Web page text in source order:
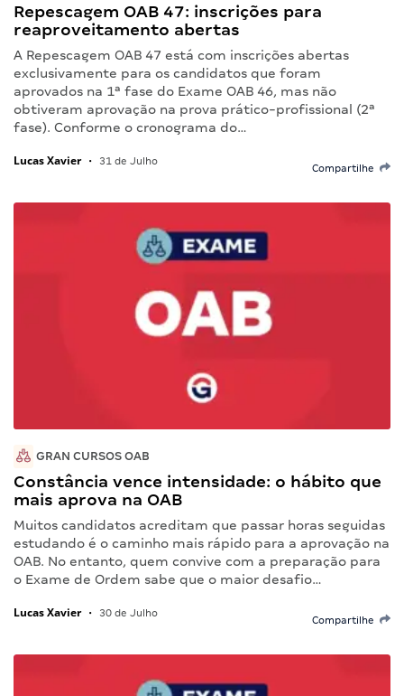
Repescagem OAB 47: inscrições para
reaproveitamento abertas
A Repescagem OAB 47 está com inscrições abertas
exclusivamente para os candidatos que foram
aprovados na 1ª fase do Exame OAB 46, mas não
obtiveram aprovação na prova prático-profissional (2ª
fase). Conforme o cronograma do…
Lucas Xavier • 31 de Julho
Compartilhe
GRAN CURSOS OAB
Constância vence intensidade: o hábito que
mais aprova na OAB
Muitos candidatos acreditam que passar horas seguidas
estudando é o caminho mais rápido para a aprovação na
OAB. No entanto, quem convive com a preparação para
o Exame de Ordem sabe que o maior desafio…
Lucas Xavier • 30 de Julho
Compartilhe